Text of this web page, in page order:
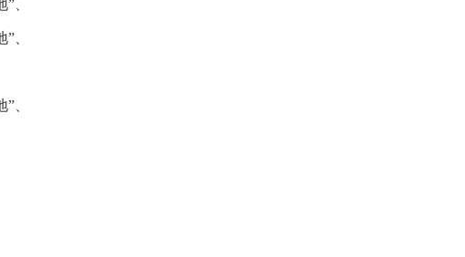
、
、
、